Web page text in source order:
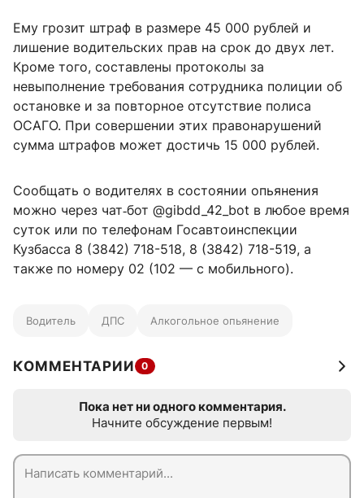
Ему грозит штраф в размере 45 000 рублей и
лишение водительских прав на срок до двух лет.
Кроме того, составлены протоколы за
невыполнение требования сотрудника полиции об
остановке и за повторное отсутствие полиса
ОСАГО. При совершении этих правонарушений
сумма штрафов может достичь 15 000 рублей.
Сообщать о водителях в состоянии опьянения
можно через чат‑бот @gibdd_42_bot в любое время
суток или по телефонам Госавтоинспекции
Кузбасса 8 (3842) 718-518, 8 (3842) 718-519, а
также по номеру 02 (102 — с мобильного).
Водитель ДПС Алкогольное опьянение
КОММЕНТАРИИ 0
Пока нет ни одного комментария.
Начните обсуждение первым!